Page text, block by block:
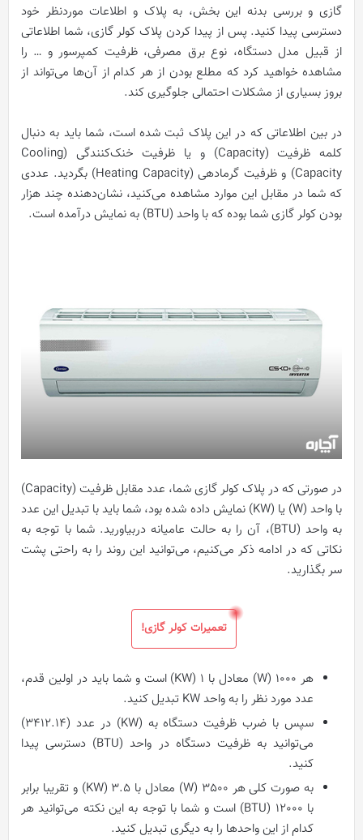
گازی و بررسی بدنه این بخش، به پلاک و اطلاعات موردنظر خود
دسترسی پیدا کنید. پس از پیدا کردن پلاک کولر گازی، شما اطلاعاتی
از قبیل مدل دستگاه، نوع برق مصرفی، ظرفیت کمپرسور و … را
مشاهده خواهید کرد که مطلع بودن از هر کدام از آن‌ها می‌تواند از
بروز بسیاری از مشکلات احتمالی جلوگیری کند.
در بین اطلاعاتی که در این پلاک ثبت شده است، شما باید به دنبال
کلمه ظرفیت (Capacity) و یا ظرفیت خنک‌کنندگی (Cooling
Capacity) و ظرفیت گرمادهی (Heating Capacity) بگردید. عددی
که شما در مقابل این موارد مشاهده می‌کنید، نشان‌دهنده چند هزار
بودن کولر گازی شما بوده که با واحد (BTU) به نمایش درآمده است.
در صورتی که در پلاک کولر گازی شما، عدد مقابل ظرفیت (Capacity)
با واحد (W) یا (KW) نمایش داده شده بود، شما باید با تبدیل این عدد
به واحد (BTU)، آن را به حالت عامیانه دربیاورید. شما با توجه به
نکاتی که در ادامه ذکر می‌کنیم، می‌توانید این روند را به راحتی پشت
سر بگذارید.
تعمیرات کولر گازی!
هر 1000 (W) معادل با 1 (KW) است و شما باید در اولین قدم،
عدد مورد نظر را به واحد KW تبدیل کنید.
سپس با ضرب ظرفیت دستگاه به (KW) در عدد (3412.14)
می‌توانید به ظرفیت دستگاه در واحد (BTU) دسترسی پیدا
کنید.
به صورت کلی هر 3500 (W) معادل با 3.5 (KW) و تقریبا برابر
با 12000 (BTU) است و شما با توجه به این نکته می‌توانید هر
کدام از این واحدها را به دیگری تبدیل کنید.